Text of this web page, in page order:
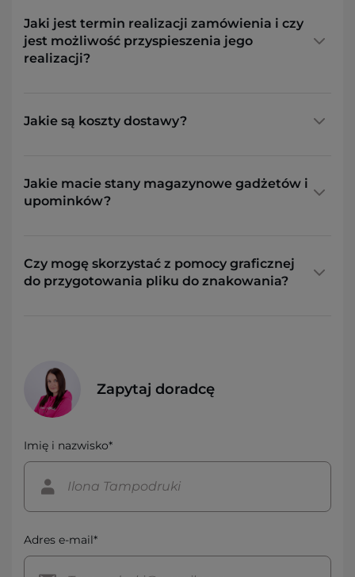
Jaki jest termin realizacji zamówienia i czy
jest możliwość przyspieszenia jego
realizacji?
Jakie są koszty dostawy?
Jakie macie stany magazynowe gadżetów i
upominków?
Czy mogę skorzystać z pomocy graficznej
do przygotowania pliku do znakowania?
Zapytaj doradcę
Imię i nazwisko*
Adres e-mail*